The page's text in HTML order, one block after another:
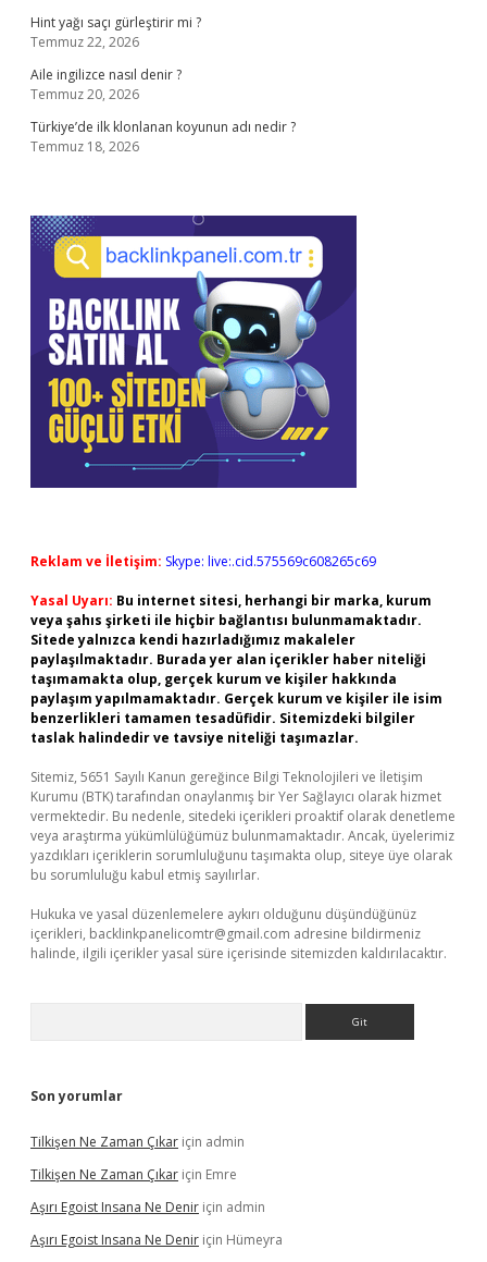
Hint yağı saçı gürleştirir mi ?
Temmuz 22, 2026
Aile ingilizce nasıl denir ?
Temmuz 20, 2026
Türkiye’de ilk klonlanan koyunun adı nedir ?
Temmuz 18, 2026
Reklam ve İletişim: Skype: live:.cid.575569c608265c69
Yasal Uyarı: Bu internet sitesi, herhangi bir marka, kurum
veya şahıs şirketi ile hiçbir bağlantısı bulunmamaktadır.
Sitede yalnızca kendi hazırladığımız makaleler
paylaşılmaktadır. Burada yer alan içerikler haber niteliği
taşımamakta olup, gerçek kurum ve kişiler hakkında
paylaşım yapılmamaktadır. Gerçek kurum ve kişiler ile isim
benzerlikleri tamamen tesadüfidir. Sitemizdeki bilgiler
taslak halindedir ve tavsiye niteliği taşımazlar.
Sitemiz, 5651 Sayılı Kanun gereğince Bilgi Teknolojileri ve İletişim
Kurumu (BTK) tarafından onaylanmış bir Yer Sağlayıcı olarak hizmet
vermektedir. Bu nedenle, sitedeki içerikleri proaktif olarak denetleme
veya araştırma yükümlülüğümüz bulunmamaktadır. Ancak, üyelerimiz
yazdıkları içeriklerin sorumluluğunu taşımakta olup, siteye üye olarak
bu sorumluluğu kabul etmiş sayılırlar.
Hukuka ve yasal düzenlemelere aykırı olduğunu düşündüğünüz
içerikleri, backlinkpanelicomtr@gmail.com adresine bildirmeniz
halinde, ilgili içerikler yasal süre içerisinde sitemizden kaldırılacaktır.
Son yorumlar
Tilkişen Ne Zaman Çıkar için admin
Tilkişen Ne Zaman Çıkar için Emre
Aşırı Egoist Insana Ne Denir için admin
Aşırı Egoist Insana Ne Denir için Hümeyra